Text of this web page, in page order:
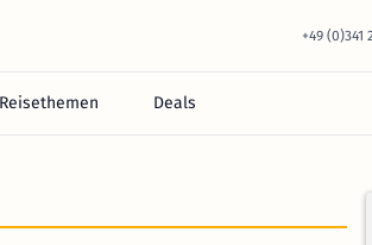
+49 (0)341
Deals